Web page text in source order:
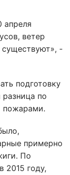
апреля
ветер
существуют», -
подготовку
по
пожарами.
примерно
По
2015 году,